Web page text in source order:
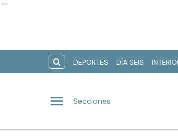
Ads
DEPORTES DÍA SEIS
Secciones